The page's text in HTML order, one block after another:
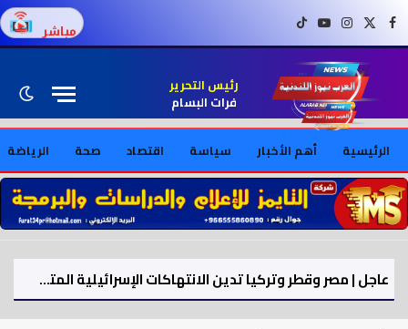
فيسبوكX (Twitter)
إنستغراميوتيوبتيك توك مباشر
رئيس التحرير
فرات البسام
الرئيسية أهم الأخبار سياسة اقتصاد صحة الرياضة
عاجل | مصر وقطر وتركيا تدين الانتهاكات الإسرائيلية المتواصلة في قطاع غزة